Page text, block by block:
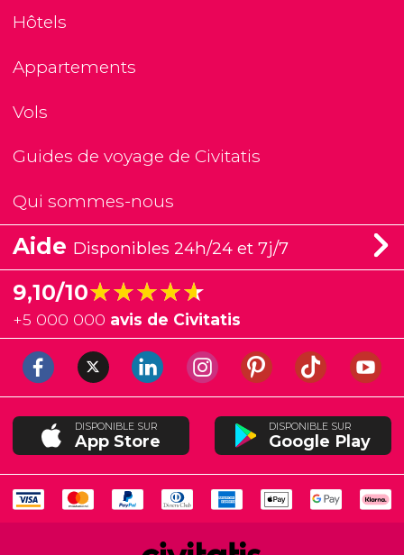
Hôtels
Appartements
Vols
Guides de voyage de Civitatis
Qui sommes-nous
Aide Disponibles 24h/24 et 7j/7
9,10/10★★★★★
★★★★★
+5 000 000 avis de Civitatis
DISPONIBLE SUR
App Store
DISPONIBLE SUR
Google Play